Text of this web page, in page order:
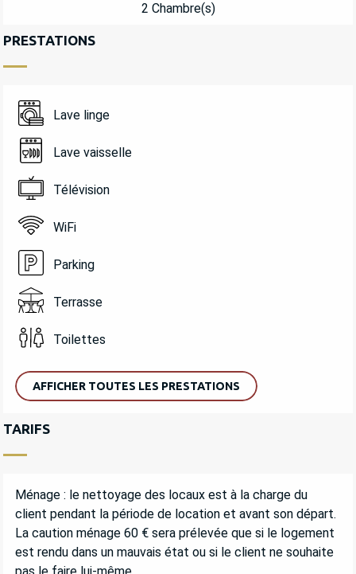
2 Chambre(s)
PRESTATIONS
Lave linge
Lave vaisselle
Télévision
WiFi
Parking
Terrasse
Toilettes
AFFICHER TOUTES LES PRESTATIONS
TARIFS
Ménage : le nettoyage des locaux est à la charge du
client pendant la période de location et avant son départ.
La caution ménage 60 € sera prélevée que si le logement
est rendu dans un mauvais état ou si le client ne souhaite